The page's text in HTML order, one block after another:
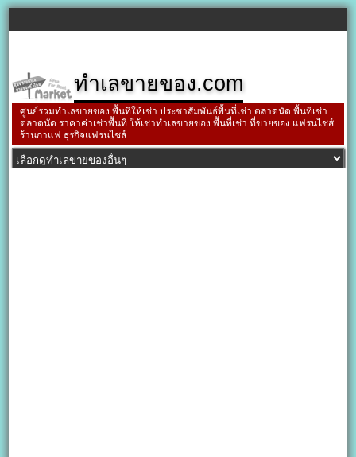
ทำเลขายของ.com
ศูนย์รวมทำเลขายของ พื้นที่ให้เช่า ประชาสัมพันธ์พื้นที่เช่า ตลาดนัด พื้นที่เช่า
ตลาดนัด ราคาค่าเช่าพื้นที่ ให้เช่าทำเลขายของ พื้นที่เช่า ที่ขายของ แฟรนไชส์
ร้านกาแฟ ธุรกิจแฟรนไชส์